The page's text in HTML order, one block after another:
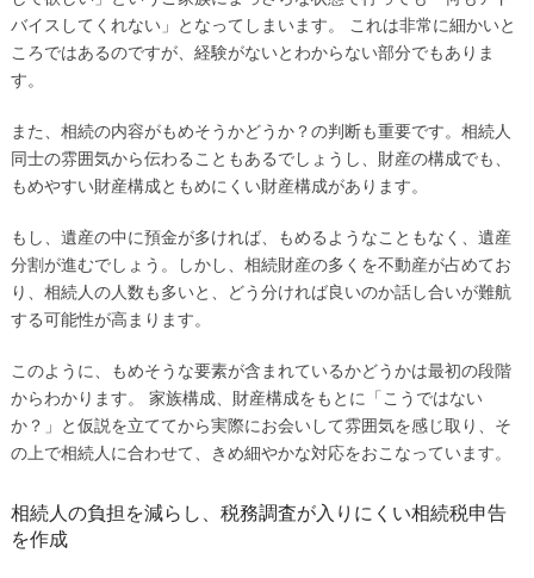
バイスしてくれない」となってしまいます。 これは非常に細かいと
ころではあるのですが、経験がないとわからない部分でもありま
す。
また、相続の内容がもめそうかどうか？の判断も重要です。相続人
同士の雰囲気から伝わることもあるでしょうし、財産の構成でも、
もめやすい財産構成ともめにくい財産構成があります。
もし、遺産の中に預金が多ければ、もめるようなこともなく、遺産
分割が進むでしょう。しかし、相続財産の多くを不動産が占めてお
り、相続人の人数も多いと、どう分ければ良いのか話し合いが難航
する可能性が高まります。
このように、もめそうな要素が含まれているかどうかは最初の段階
からわかります。 家族構成、財産構成をもとに「こうではない
か？」と仮説を立ててから実際にお会いして雰囲気を感じ取り、そ
の上で相続人に合わせて、きめ細やかな対応をおこなっています。
相続人の負担を減らし、税務調査が入りにくい相続税申告
を作成